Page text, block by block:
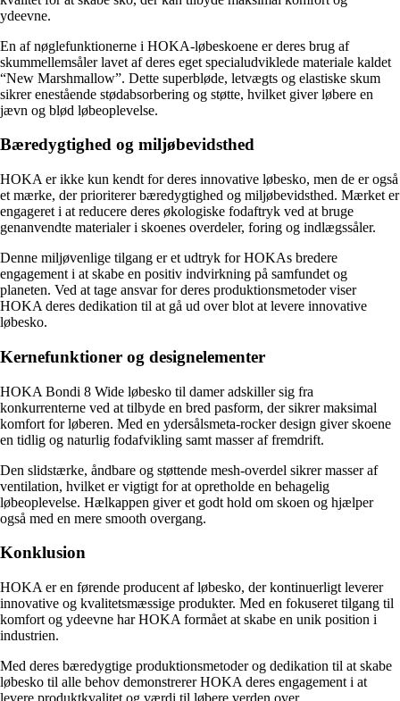
ydeevne.
En af nøglefunktionerne i HOKA-løbeskoene er deres brug af
skummellemsåler lavet af deres eget specialudviklede materiale kaldet
“New Marshmallow”. Dette superbløde, letvægts og elastiske skum
sikrer enestående stødabsorbering og støtte, hvilket giver løbere en
jævn og blød løbeoplevelse.
Bæredygtighed og miljøbevidsthed
HOKA er ikke kun kendt for deres innovative løbesko, men de er også
et mærke, der prioriterer bæredygtighed og miljøbevidsthed. Mærket er
engageret i at reducere deres økologiske fodaftryk ved at bruge
genanvendte materialer i skoenes overdeler, foring og indlægssåler.
Denne miljøvenlige tilgang er et udtryk for HOKAs bredere
engagement i at skabe en positiv indvirkning på samfundet og
planeten. Ved at tage ansvar for deres produktionsmetoder viser
HOKA deres dedikation til at gå ud over blot at levere innovative
løbesko.
Kernefunktioner og designelementer
HOKA Bondi 8 Wide løbesko til damer adskiller sig fra
konkurrenterne ved at tilbyde en bred pasform, der sikrer maksimal
komfort for løberen. Med en ydersålsmeta-rocker design giver skoene
en tidlig og naturlig fodafvikling samt masser af fremdrift.
Den slidstærke, åndbare og støttende mesh-overdel sikrer masser af
ventilation, hvilket er vigtigt for at opretholde en behagelig
løbeoplevelse. Hælkappen giver et godt hold om skoen og hjælper
også med en mere smooth overgang.
Konklusion
HOKA er en førende producent af løbesko, der kontinuerligt leverer
innovative og kvalitetsmæssige produkter. Med en fokuseret tilgang til
komfort og ydeevne har HOKA formået at skabe en unik position i
industrien.
Med deres bæredygtige produktionsmetoder og dedikation til at skabe
løbesko til alle behov demonstrerer HOKA deres engagement i at
levere produktkvalitet og værdi til løbere verden over.